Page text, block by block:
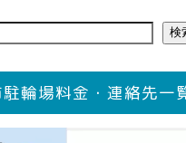
検
輪場料金・連絡先一